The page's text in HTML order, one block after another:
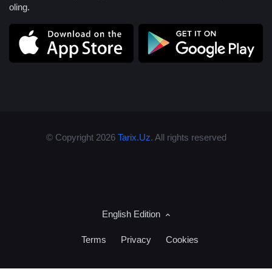
oling.
© Copyright 2026 Tarix.Uz. All rights reserved
English Edition
Terms Privacy Cookies